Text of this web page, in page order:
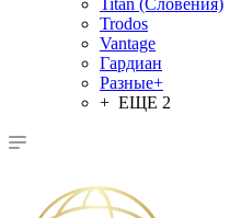
Trodos
Vantage
Гардиан
Разные+
+ ЕЩЕ 2